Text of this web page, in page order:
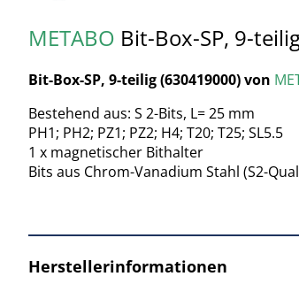
METABO Bit-Box-SP, 9-
Bit-Box-SP, 9-teilig (630419000) von
Bestehend aus: S 2-Bits, L= 25 mm
PH1; PH2; PZ1; PZ2; H4; T20; T25; SL5.5
1 x magnetischer Bithalter
Bits aus Chrom-Vanadium Stahl (S2-
Herstellerinformationen